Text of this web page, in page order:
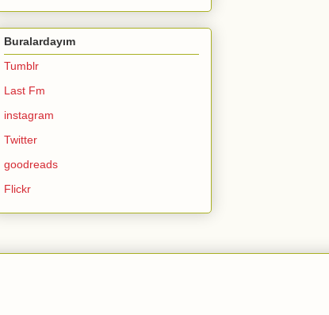
Buralardayım
Tumblr
Last Fm
instagram
Twitter
goodreads
Flickr